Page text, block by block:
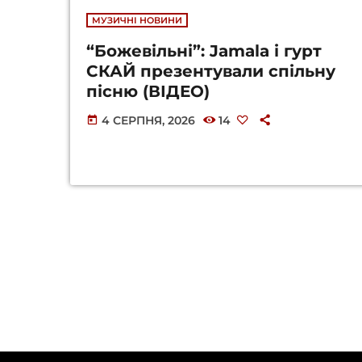
МУЗИЧНІ НОВИНИ
“Божевільні”: Jamala і гурт
СКАЙ презентували спільну
пісню (ВІДЕО)
today 4 СЕРПНЯ, 2026 14